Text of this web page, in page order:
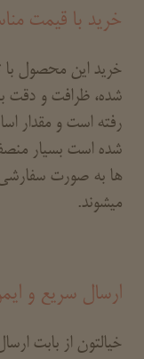
خرید با قیمت
خرید این محصول با
شده، ظرافت و دقت
رفته است و مقدار
شده است بسیار
ها به صورت سفارشی
میشوند.
ارسال سریع و
خیالتون از بابت